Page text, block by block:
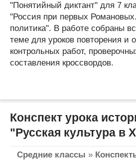
"Понятийный диктант" для 7
"Россия при первых
политика". В работе собраны
теме для уроков повторения и
контрольных работ,
составления кроссвордов.
Конспект урока
"Русская культура в
Средние классы »